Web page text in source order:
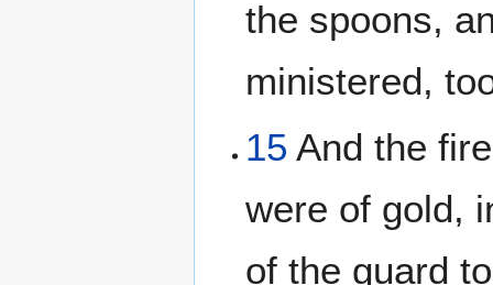
the spoons,
ministered,
15 And the
were of gold,
of the guard